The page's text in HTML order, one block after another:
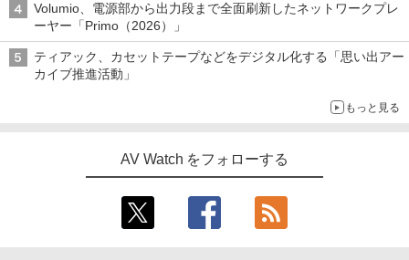
Volumio、電源部から出力段まで全面刷新したネットワークプレ
ーヤー「Primo（2026）」
ティアック、カセットテープなどをデジタル化する「思い出アー
カイブ推進活動」
もっと見る
AV Watch をフォローする